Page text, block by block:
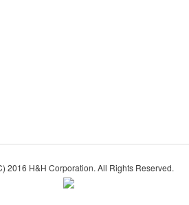
2016 H&H Corporation. All Rights Reserved.